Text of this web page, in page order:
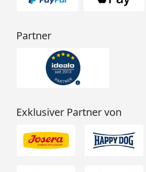
Partner
Exklusiver Partner von